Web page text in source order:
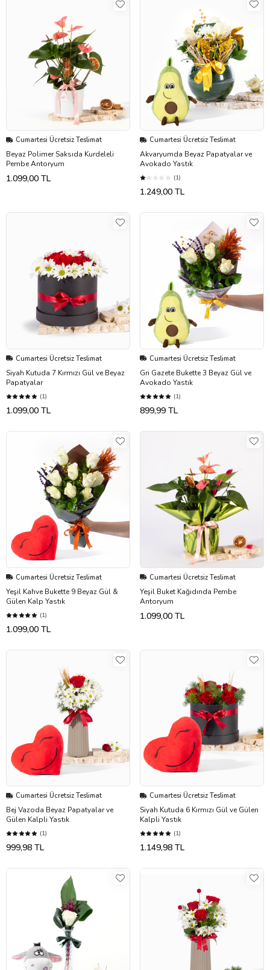
Cumartesi Ücretsiz Teslimat
Beyaz Polimer Saksıda Kurdeleli
Pembe Antoryum
1.099,00 TL
Cumartesi Ücretsiz Teslimat
Akvaryumda Beyaz Papatyalar ve
Avokado Yastık
(1)
1.249,00 TL
Cumartesi Ücretsiz Teslimat
Siyah Kutuda 7 Kırmızı Gül ve Beyaz
Papatyalar
(1)
1.099,00 TL
Cumartesi Ücretsiz Teslimat
Gri Gazete Bukette 3 Beyaz Gül ve
Avokado Yastık
(1)
899,99 TL
Cumartesi Ücretsiz Teslimat
Yeşil Kahve Bukette 9 Beyaz Gül &
Gülen Kalp Yastık
(1)
1.099,00 TL
Cumartesi Ücretsiz Teslimat
Yeşil Buket Kağıdında Pembe
Antoryum
1.099,00 TL
Cumartesi Ücretsiz Teslimat
Bej Vazoda Beyaz Papatyalar ve
Gülen Kalpli Yastık
(1)
999,98 TL
Cumartesi Ücretsiz Teslimat
Siyah Kutuda 6 Kırmızı Gül ve Gülen
Kalpli Yastık
(1)
1.149,98 TL